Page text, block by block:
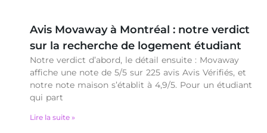
Avis Movaway à Montréal : notre verdict
sur la recherche de logement étudiant
Notre verdict d’abord, le détail ensuite : Movaway
affiche une note de 5/5 sur 225 avis Avis Vérifiés, et
notre note maison s’établit à 4,9/5. Pour un étudiant
qui part
Lire la suite »